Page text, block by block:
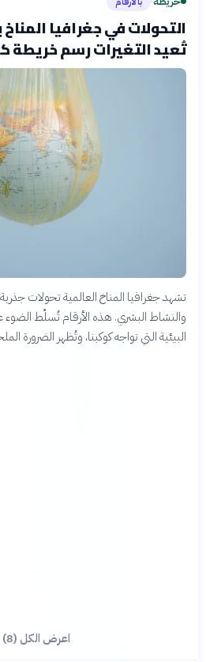
التحولات في جغرافيا
تُعيد التغيرات رسم خريطة
تشهد جغرافيا المناخ العالمية تحولات جذرية
والنشاط البشري. هذه الأرقام تُسلّط
البيئية التي تواجه كوكبنا، وتُظهر الضرورة
اعرض الكل (8) ←